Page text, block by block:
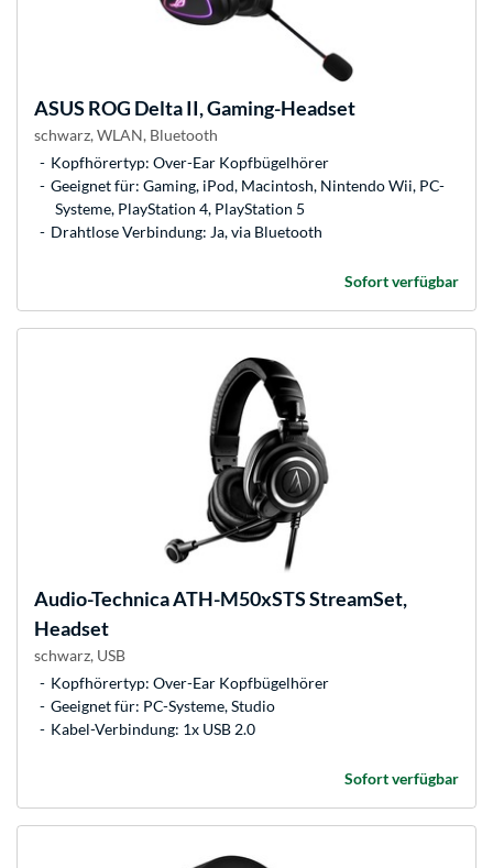
ASUS ROG Delta II, Gaming-Headset
schwarz, WLAN, Bluetooth
Kopfhörertyp: Over-Ear Kopfbügelhörer
Geeignet für: Gaming, iPod, Macintosh, Nintendo Wii, PC-
Systeme, PlayStation 4, PlayStation 5
Drahtlose Verbindung: Ja, via Bluetooth
Sofort verfügbar
Audio-TechnicaATH-M50xSTS StreamSet,
Headset
schwarz, USB
Kopfhörertyp: Over-Ear Kopfbügelhörer
Geeignet für: PC-Systeme, Studio
Kabel-Verbindung: 1x USB 2.0
Sofort verfügbar